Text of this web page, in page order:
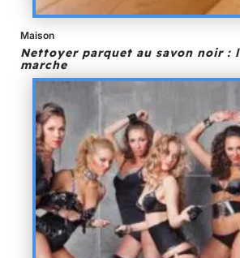
Maison
Nettoyer parquet au savon noir :
marche